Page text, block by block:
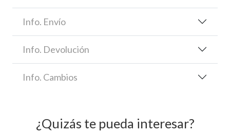
Info. Envío
Info. Devolución
Info. Cambios
¿Quizás te pueda interesar?